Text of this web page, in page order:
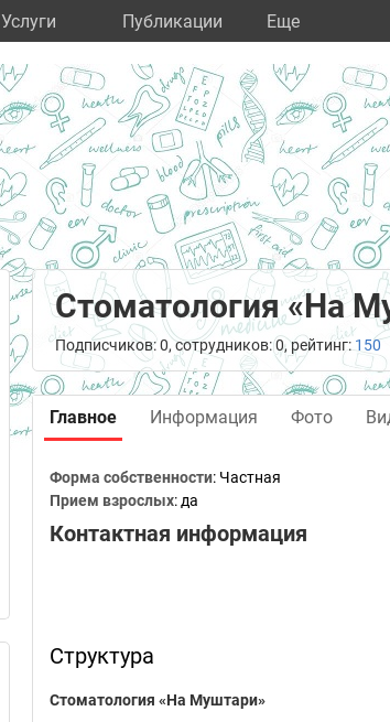
Услуги Публикации Eще
Стоматология «На
Подписчиков: 0, сотрудников: 0, рейтинг: 150
Главное Информация Фото
Форма собственности: Частная
Прием взрослых: да
Контактная информация
Структура
Стоматология «На Муштари»